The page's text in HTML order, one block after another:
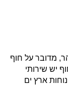
מדובר על חוף
יש שירותי
ארץ ים